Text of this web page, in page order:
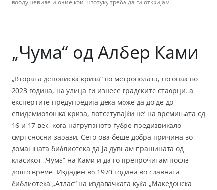
воодушевиле и оние кои штотуку треба да ги откријам.
„Чума“ од Албер Ками
„Втората депониска криза“ во метрополата, по онаа во
2023 година, на улица ги изнесе градските стаорци, а
експертите предупредија дека може да дојде до
епидемиолошка криза, потсетувајќи не’ на времињата од
16 и 17 век, кога натрупаното ѓубре предизвикало
смртоносни зарази. Сето ова беше добра причина во
домашната библиотека да ја дувнам прашината од
класикот „Чума“ на Ками и да го препрочитам после
долго време. Издаден во 1970 година во славната
библиотека „Атлас“ на издавачката куќа „Македонска